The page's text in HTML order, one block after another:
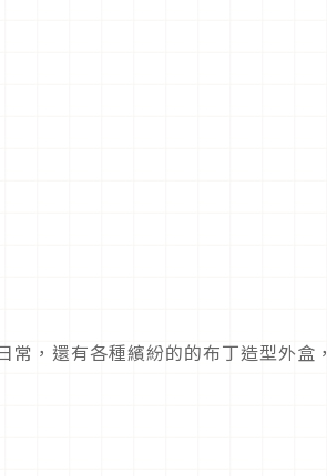
，還有各種繽紛的的布丁造型外盒，